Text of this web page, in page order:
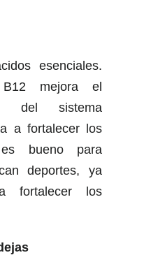
esenciales.
mejora el
del sistema
a fortalecer los
bueno para
deportes, ya
fortalecer los